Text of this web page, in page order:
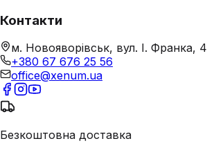
Контакти
м. Новояворівськ, вул. І. Франка, 4
+380 67 676 25 56
office@xenum.ua
Безкоштовна доставка